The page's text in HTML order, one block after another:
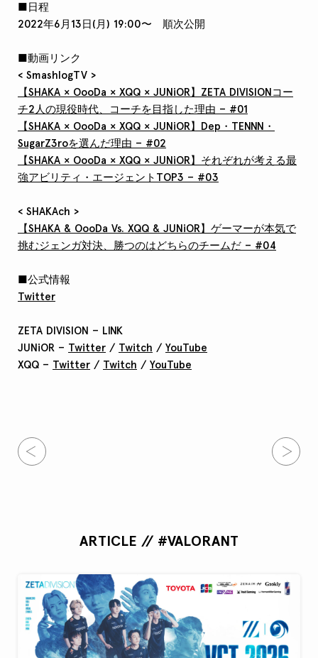
■日程
2022年6月13日(月) 19:00〜 順次公開
■動画リンク
< SmashlogTV >
【SHAKA × OooDa × XQQ × JUNiOR】ZETA DIVISIONコー
チ2人の現役時代、コーチを目指した理由 – #01
【SHAKA × OooDa × XQQ × JUNiOR】Dep・TENNN・
SugarZ3roを選んだ理由 – #02
【SHAKA × OooDa × XQQ × JUNiOR】それぞれが考える最
強アビリティ・エージェントTOP3 – #03
< SHAKAch >
【SHAKA & OooDa Vs. XQQ & JUNiOR】ゲーマーが本気で
挑むジェンガ対決、勝つのはどちらのチームだ – #04
■公式情報
Twitter
ZETA DIVISION – LINK
JUNiOR – Twitter / Twitch / YouTube
XQQ – Twitter / Twitch / YouTube
ARTICLE // #VALORANT